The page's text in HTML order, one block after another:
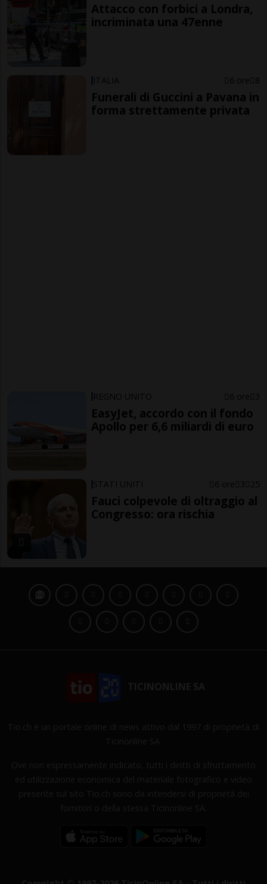
Attacco con forbici a Londra,
incriminata una 47enne
ITALIA 6 ore 8
Funerali di Guccini a Pavana in
forma strettamente privata
REGNO UNITO 6 ore 3
EasyJet, accordo con il fondo
Apollo per 6,6 miliardi di euro
STATI UNITI 6 ore 3 25
Fauci colpevole di oltraggio al
Congresso: ora rischia